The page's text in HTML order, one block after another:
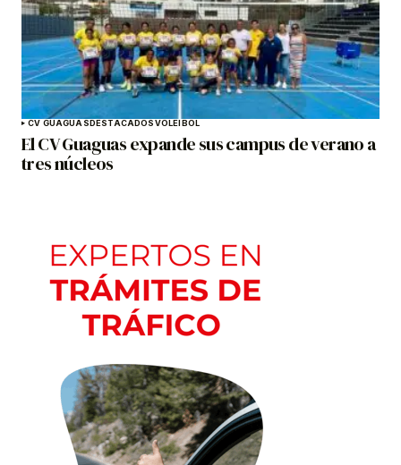
CV GUAGUASDESTACADOSVOLEIBOL
El CV Guaguas expande sus campus de verano a
tres núcleos